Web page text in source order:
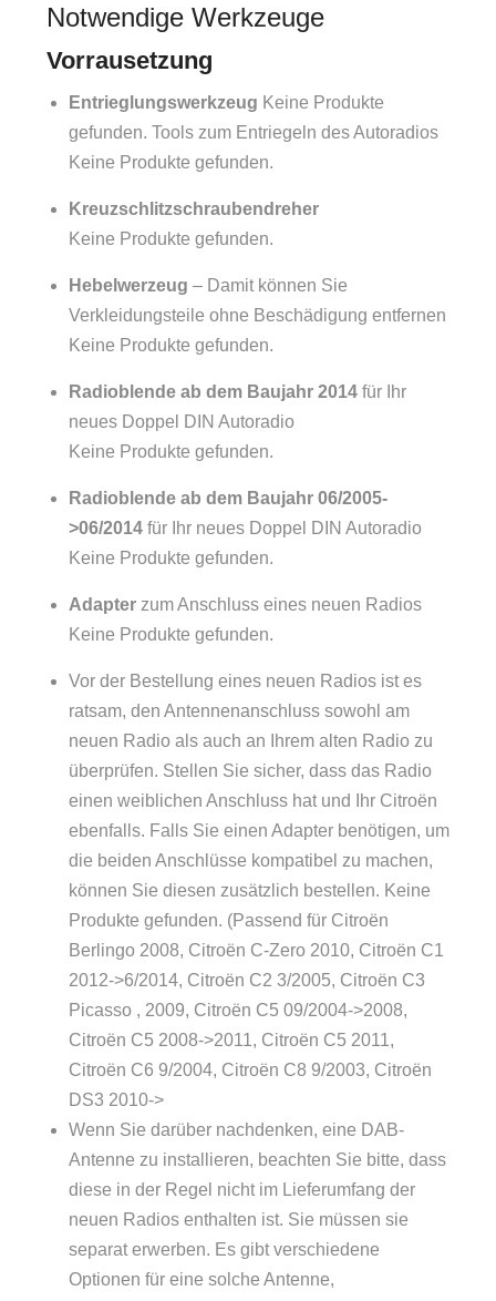
Notwendige Werkzeuge
Vorrausetzung
Entrieglungswerkzeug Keine Produkte
gefunden. Tools zum Entriegeln des Autoradios
Keine Produkte gefunden.
Kreuzschlitzschraubendreher
Keine Produkte gefunden.
Hebelwerzeug – Damit können Sie
Verkleidungsteile ohne Beschädigung entfernen
Keine Produkte gefunden.
Radioblende ab dem Baujahr 2014 für Ihr
neues Doppel DIN Autoradio
Keine Produkte gefunden.
Radioblende ab dem Baujahr 06/2005-
>06/2014 für Ihr neues Doppel DIN Autoradio
Keine Produkte gefunden.
Adapter zum Anschluss eines neuen Radios
Keine Produkte gefunden.
Vor der Bestellung eines neuen Radios ist es
ratsam, den Antennenanschluss sowohl am
neuen Radio als auch an Ihrem alten Radio zu
überprüfen. Stellen Sie sicher, dass das Radio
einen weiblichen Anschluss hat und Ihr Citroën
ebenfalls. Falls Sie einen Adapter benötigen, um
die beiden Anschlüsse kompatibel zu machen,
können Sie diesen zusätzlich bestellen. Keine
Produkte gefunden. (Passend für Citroën
Berlingo 2008, Citroën C-Zero 2010, Citroën C1
2012->6/2014, Citroën C2 3/2005, Citroën C3
Picasso , 2009, Citroën C5 09/2004->2008,
Citroën C5 2008->2011, Citroën C5 2011,
Citroën C6 9/2004, Citroën C8 9/2003, Citroën
DS3 2010->
Wenn Sie darüber nachdenken, eine DAB-
Antenne zu installieren, beachten Sie bitte, dass
diese in der Regel nicht im Lieferumfang der
neuen Radios enthalten ist. Sie müssen sie
separat erwerben. Es gibt verschiedene
Optionen für eine solche Antenne,